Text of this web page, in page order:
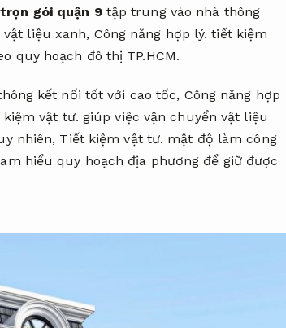
gói quận 9tập trung vào nhà thông
vật liệu xanh, Công năng hợp lý. tiết kiệm
quy hoạch đô thị TP.HCM.
kết nối tốt với cao tốc, Công năng hợp
kiệm vật tư. giúp việc vận chuyển vật liệu
nhiên, Tiết kiệm vật tư. mật độ làm công
hiểu quy hoạch địa phương để giữ được